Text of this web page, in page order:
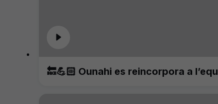
🔙💪🏻 Ounahi es reincorpora a